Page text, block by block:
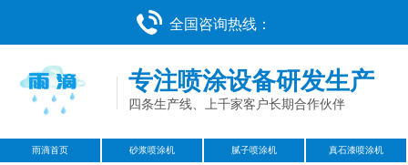
全国咨询热线：
专注喷涂设备研发生产
四条生产线、上千家客户长期合作伙伴
雨滴首页 砂浆喷涂机 腻子喷涂机 真石漆喷涂机